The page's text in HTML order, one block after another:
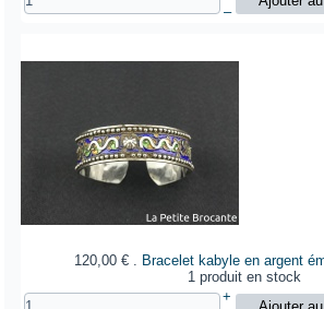
–
120,00 € Bracelet kabyle en argent
1 produit en stock
+